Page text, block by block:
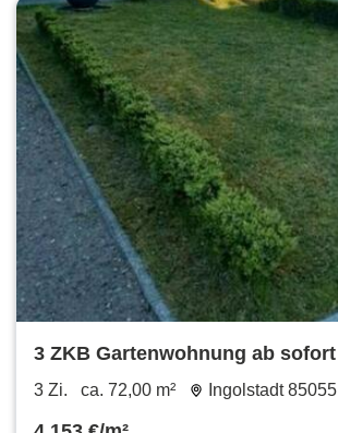
3 ZKB Gartenwohnung ab sofort
3 Zi. ca. 72,00 m² Ingolstadt 85055